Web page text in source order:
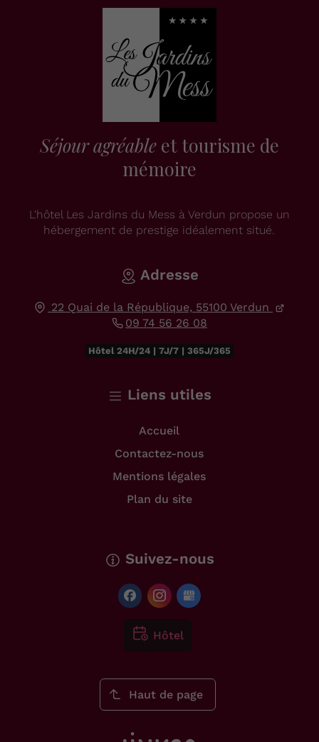
Séjour agréableet tourisme de
mémoire
L'hôtel Les Jardins du Mess à Verdun propose un
hébergement de prestige idéalement situé.
Adresse
22 Quai de la République, 55100 Verdun
09 74 56 26 08
Hôtel 24H/24 | 7J/7 | 365J/365
Liens utiles
Accueil
Contactez-nous
Mentions légales
Plan du site
Suivez-nous
Hôtel
Haut de page